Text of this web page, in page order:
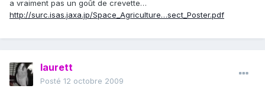
a vraiment pas un goût de crevette…
http://surc.isas.jaxa.jp/Space_Agriculture…sect_Poster.pdf
laurett
Posté 12 octobre 2009